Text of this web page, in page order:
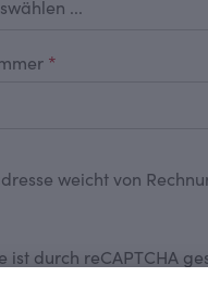
*
weicht von
ist durch reCAPTCHA